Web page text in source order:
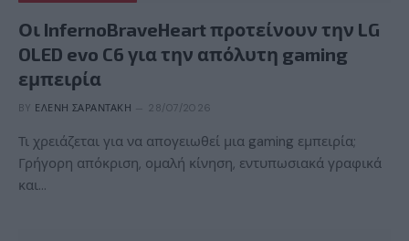
Οι InfernoBraveHeart προτείνουν την LG
OLED evo C6 για την απόλυτη gaming
εμπειρία
BY ΕΛΈΝΗ ΣΑΡΑΝΤΆΚΗ 28/07/2026
Τι χρειάζεται για να απογειωθεί μια gaming εμπειρία;
Γρήγορη απόκριση, ομαλή κίνηση, εντυπωσιακά γραφικά
και…